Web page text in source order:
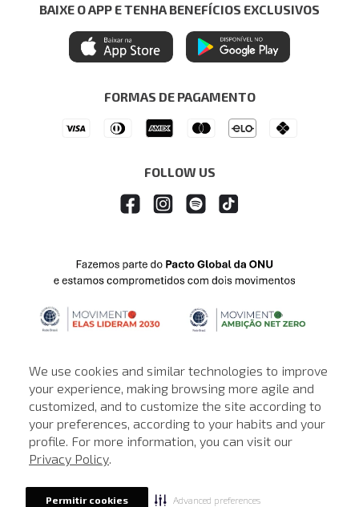
We use cookies and similar technologies to improve
your experience, making browsing more agile and
customized, and to customize the site according to
your preferences, according to your habits and your
profile. For more information, you can visit our
Privacy Policy.
Permitir cookies Advanced preferences
Painel de Privacidade
Central de Preferências
Ética e Sustentabilidade
Regulamentos
Seja um Revendedor
Azul Fidelidade
Mastercard
Itau Personnalite
BAIXE O APP E TENHA BENEFÍCIOS EXCLUSIVOS
FORMAS DE PAGAMENTO
FOLLOW US
© © Copyright 2000-2026 - Todos os direitos reservados. A Loja de
John John reserva-se no direito de corrigir ou alterar informações
Em caso de dúvidas:0800 990 5500.